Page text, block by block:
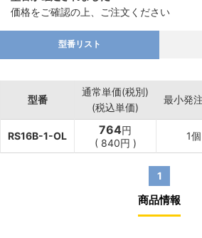
価格をご確認の上、ご注文ください
型番リスト
型番
通常単価(税別)
(税込単価)
最小発
RS16B-1-OL 764円
( 840円 )
1個
1
商品情報